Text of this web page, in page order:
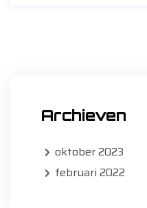
Archieven
oktober 2023
februari 2022